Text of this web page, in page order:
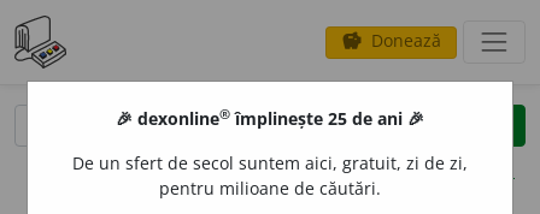
savings Donează
clear
opțiuni
🎉 dexonline® împlinește 25 de ani 🎉
De un sfert de secol suntem aici, gratuit, zi de zi,
pentru milioane de căutări.